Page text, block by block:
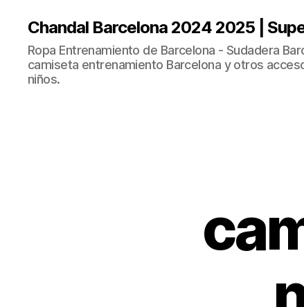
Chandal Barcelona 2024 2025 |
Ropa Entrenamiento de Barcelona - Sudadera
camiseta entrenamiento Barcelona y otros
niños.